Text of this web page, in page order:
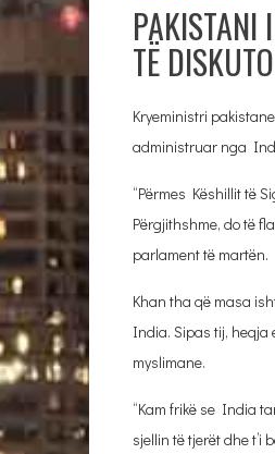
PAKISTANI
TË
Kryeministri
administruar nga
“Përmes Këshillit të
Përgjithshme, do të
parlament të martën.
Khan tha që masa
India. Sipas tij, heqja
myslimane.
“Kam frikë se India
sjellin të tjerët dhe t’i